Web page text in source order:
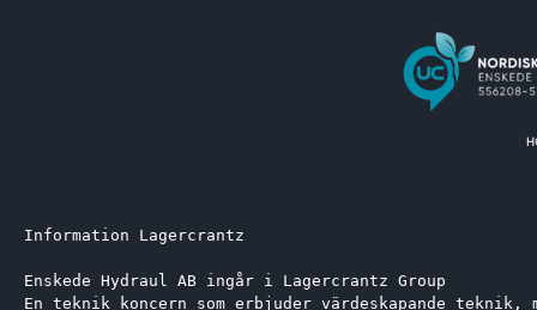
Information Lagercrantz
Enskede Hydraul AB ingår i Lagercrantz Group
En teknik koncern som erbjuder värdeskapande